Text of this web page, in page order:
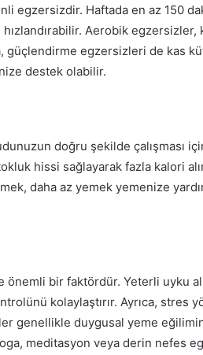
egzersizdir. Haftada en az 150
Aerobik egzersizler,
güçlendirme egzersizleri de kas
destek olabilir.
doğru şekilde çalışması
hissi sağlayarak fazla kalori
daha az yemek yemenize
önemli bir faktördür. Yeterli uyku
kolaylaştırır. Ayrıca, stres
genellikle duygusal yeme
meditasyon veya derin nefes